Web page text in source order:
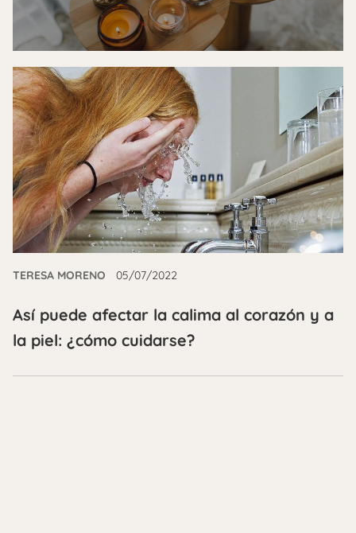
TERESA MORENO 05/07/2022
Así puede afectar la calima al corazón y a
la piel: ¿cómo cuidarse?